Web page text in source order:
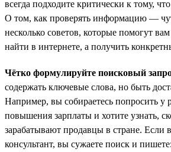
всегда подходите критически к тому,
О том, как проверять информацию —
несколько советов, которые помогут
найти в интернете, а получить
Чётко формулируйте поисковый
содержать ключевые слова, но быть
Например, вы собираетесь попросить у
повышения зарплаты и хотите узнать,
зарабатывают продавцы в стране. Если
консультант, вы сужаете поиск и пишете: